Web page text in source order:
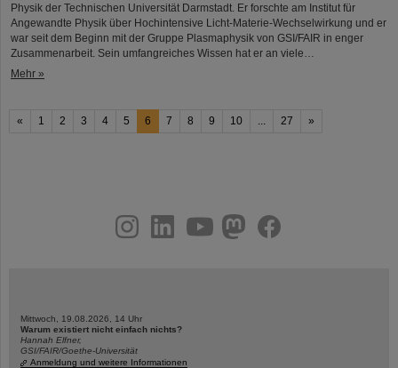
Physik der Technischen Universität Darmstadt. Er forschte am Institut für
Angewandte Physik über Hochintensive Licht-Materie-Wechselwirkung und er
war seit dem Beginn mit der Gruppe Plasmaphysik von GSI/FAIR in enger
Zusammenarbeit. Sein umfangreiches Wissen hat er an viele…
Mehr »
« 1 2 3 4 5 6 7 8 9 10 27 »
youtubehelmholtz.socialfacebook
Mittwoch, 19.08.2026, 14 Uhr
Warum existiert nicht einfach nichts?
Hannah Elfner,
GSI/FAIR/Goethe-Universität
Anmeldung und weitere Informationen